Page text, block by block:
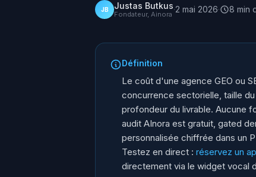
JB Justas Butkus
Fondateur, Ainora ·2 mai 2026· 8 min
Définition
Le coût d'une agence GEO ou
concurrence sectorielle, taille
profondeur du livrable. Aucune
audit AInora est gratuit, gated
personnalisée chiffrée dans un
Testez en direct : réservez un
directement via le widget vocal